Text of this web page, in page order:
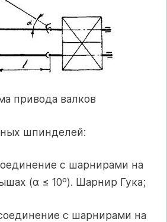
привода валков
шпинделей:
с шарнирами на
(α ≤ 10º). Шарнир Гука;
с шарнирами на